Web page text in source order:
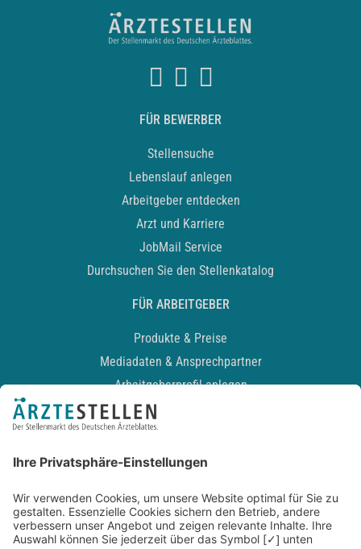
FÜR BEWERBER
Stellensuche
Lebenslauf anlegen
Arbeitgeber entdecken
Arzt und Karriere
JobMail Service
Durchsuchen Sie den Stellenkatalog
FÜR ARBEITGEBER
Produkte & Preise
Mediadaten & Ansprechpartner
Arbeitgeberprofil anlegen
Recruiting-Podcast
Kontakt
Datenschutz
Newsletter